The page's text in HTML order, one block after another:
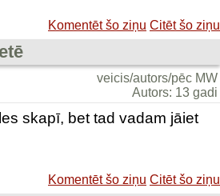
Komentēt šo ziņu Citēt šo ziņu
veicis/autors/pēc MW
Autors: 13 gadi
skapī, bet tad vadam jāiet
Komentēt šo ziņu Citēt šo ziņu